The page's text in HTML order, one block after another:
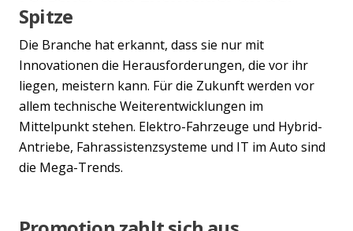
Spitze
Die Branche hat erkannt, dass sie nur mit
Innovationen die Herausforderungen, die vor ihr
liegen, meistern kann. Für die Zukunft werden vor
allem technische Weiterentwicklungen im
Mittelpunkt stehen. Elektro-Fahrzeuge und Hybrid-
Antriebe, Fahrassistenzsysteme und IT im Auto sind
die Mega-Trends.